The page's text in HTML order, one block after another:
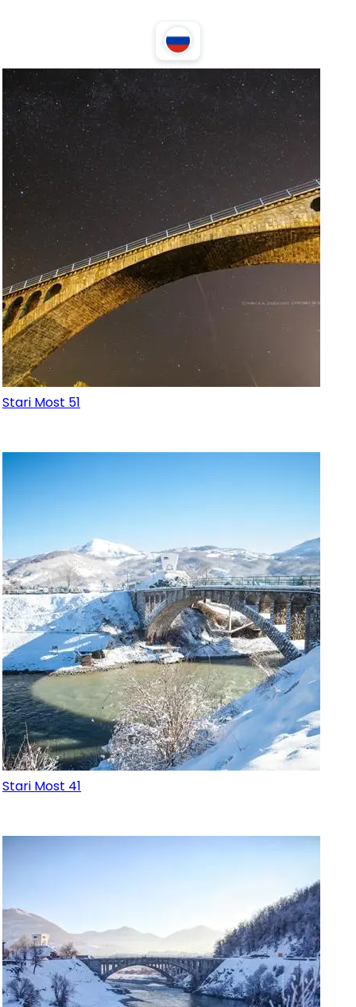
Stari Most 51
Stari Most 41